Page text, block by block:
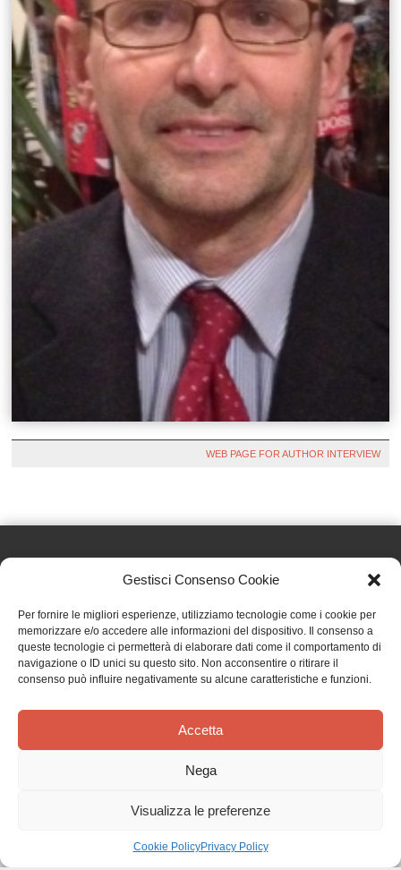
Gestisci Consenso Cookie
Per fornire le migliori esperienze, utilizziamo tecnologie come i cookie per
memorizzare e/o accedere alle informazioni del dispositivo. Il consenso a
queste tecnologie ci permetterà di elaborare dati come il comportamento di
navigazione o ID unici su questo sito. Non acconsentire o ritirare il
consenso può influire negativamente su alcune caratteristiche e funzioni.
Accetta
Nega
Visualizza le preferenze
Cookie PolicyPrivacy Policy
WEB PAGE FOR AUTHOR INTERVIEW
Effatà Editrice di Pellegrino Paolo SAS
C.F. e P.IVA 09655250018
Via Tre Denti, 1 - 10060 Cantalupa (TO)
Telefono: (+39) 0121 353452 - Fax: (+39) 0121 353839